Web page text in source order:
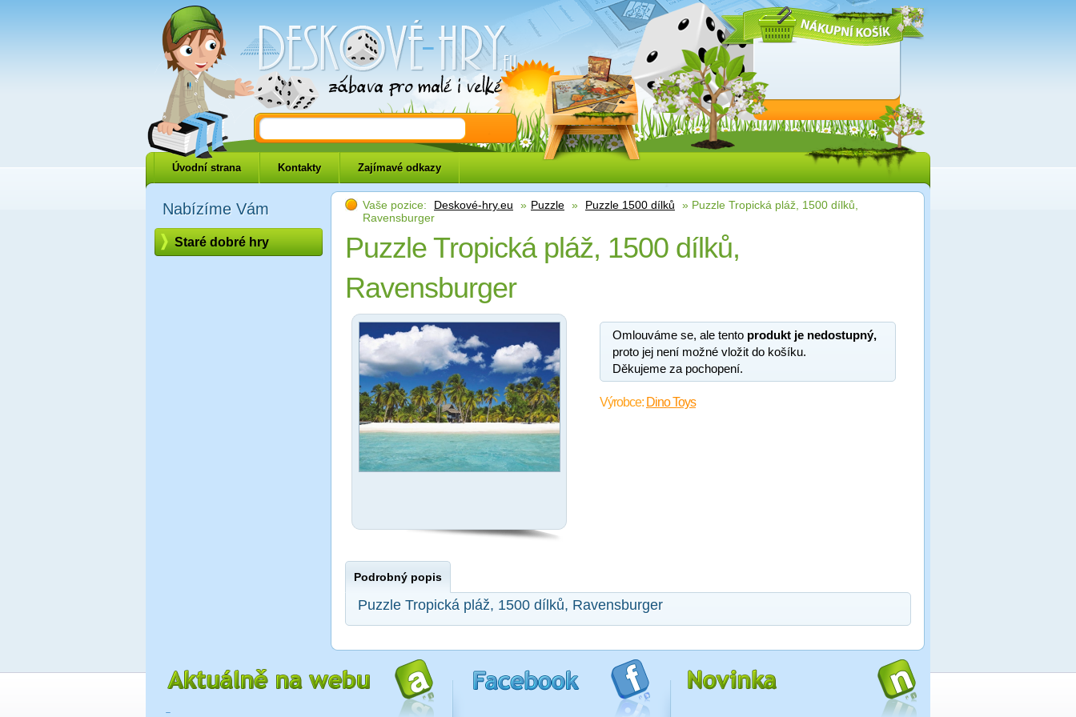
Deskové-hry.eu
Úvodní strana Kontakty Zajímavé odkazy
Nabízíme Vám
Staré dobré hry
Vaše pozice: Deskové-hry.eu » Puzzle » Puzzle 1500 dílků
» Puzzle Tropická pláž, 1500 dílků,
Ravensburger
Puzzle Tropická pláž, 1500 dílků,
Ravensburger
Omlouváme se, ale tento produkt je nedostupný,
proto jej není možné vložit do košíku.
Děkujeme za pochopení.
Výrobce: Dino Toys
Podrobný popis
Puzzle Tropická pláž, 1500 dílků, Ravensburger